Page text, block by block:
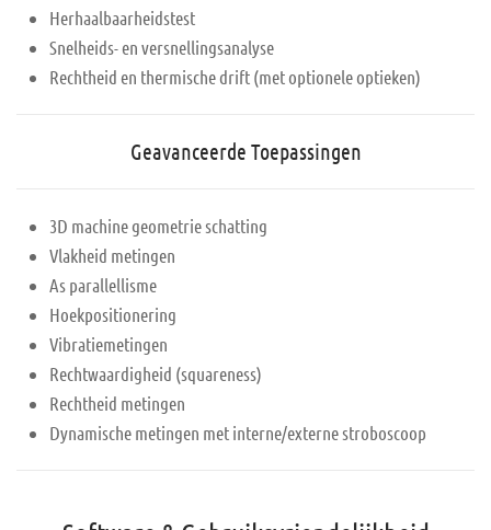
Herhaalbaarheidstest
Snelheids- en versnellingsanalyse
Rechtheid en thermische drift (met optionele optieken)
Geavanceerde Toepassingen
3D machine geometrie schatting
Vlakheid metingen
As parallellisme
Hoekpositionering
Vibratiemetingen
Rechtwaardigheid (squareness)
Rechtheid metingen
Dynamische metingen met interne/externe stroboscoop